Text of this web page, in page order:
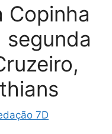
Copinha
7D